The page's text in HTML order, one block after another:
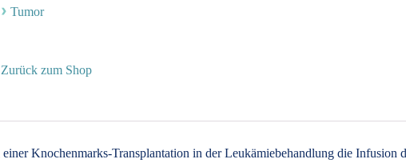
› Tumor
Zurück zum Shop
Knochenmarks-Transplantation in der Leukämiebehandlung die Infusion